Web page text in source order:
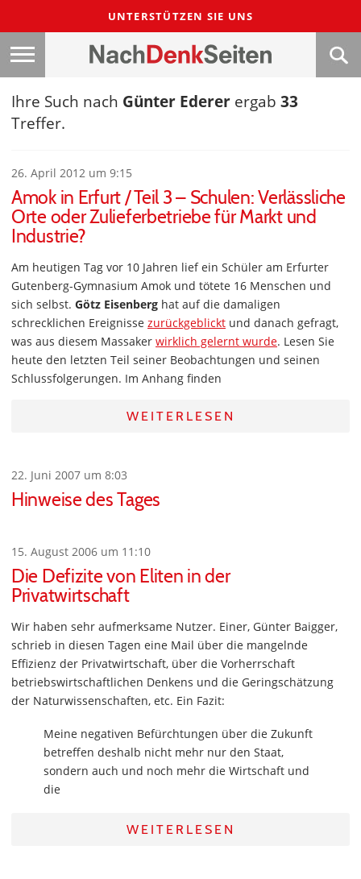
UNTERSTÜTZEN SIE UNS
Ihre Such nach Günter Ederer ergab 33
Treffer.
26. April 2012 um 9:15
Amok in Erfurt / Teil 3 – Schulen: Verlässliche
Orte oder Zulieferbetriebe für Markt und
Industrie?
Am heutigen Tag vor 10 Jahren lief ein Schüler am Erfurter
Gutenberg-Gymnasium Amok und tötete 16 Menschen und
sich selbst. Götz Eisenberg hat auf die damaligen
schrecklichen Ereignisse zurückgeblickt und danach gefragt,
was aus diesem Massaker wirklich gelernt wurde. Lesen Sie
heute den letzten Teil seiner Beobachtungen und seinen
Schlussfolgerungen. Im Anhang finden
WEITERLESEN
22. Juni 2007 um 8:03
Hinweise des Tages
15. August 2006 um 11:10
Die Defizite von Eliten in der
Privatwirtschaft
Wir haben sehr aufmerksame Nutzer. Einer, Günter Baigger,
schrieb in diesen Tagen eine Mail über die mangelnde
Effizienz der Privatwirtschaft, über die Vorherrschaft
betriebswirtschaftlichen Denkens und die Geringschätzung
der Naturwissenschaften, etc. Ein Fazit:
Meine negativen Befürchtungen über die Zukunft
betreffen deshalb nicht mehr nur den Staat,
sondern auch und noch mehr die Wirtschaft und
die
WEITERLESEN